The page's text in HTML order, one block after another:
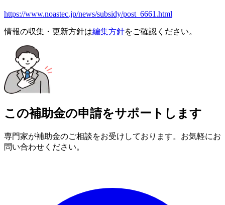
https://www.noastec.jp/news/subsidy/post_6661.html
情報の収集・更新方針は編集方針をご確認ください。
この補助金の申請をサポートします
専門家が補助金のご相談をお受けしております。お気軽にお
問い合わせください。